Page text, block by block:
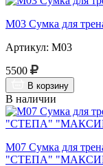
М03 Сумка для
Артикул: М03
5500
В корзину
В наличии
М07 Сумка для
"СТЕПА"